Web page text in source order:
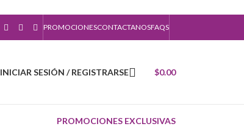
PROMOCIONESCONTACTANOSFAQS
INICIAR SESIÓN / REGISTRARSE $0.00
PROMOCIONES EXCLUSIVAS